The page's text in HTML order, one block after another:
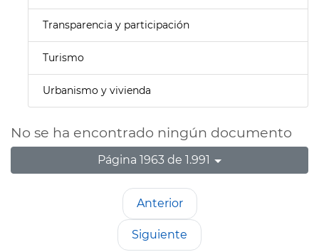
Transparencia y participación
Turismo
Urbanismo y vivienda
No se ha encontrado ningún documento
Página 1963 de 1.991
Anterior
Siguiente